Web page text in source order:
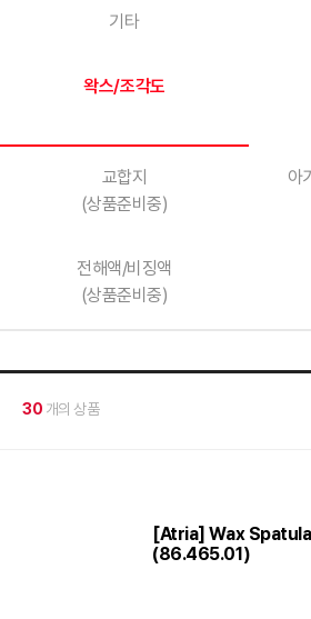
기타
왁스/조각도
교합지
(상품준비중)
아
전해액/비징액
(상품준비중)
30 개의 상품
[Atria] Wax
(86.465.01)